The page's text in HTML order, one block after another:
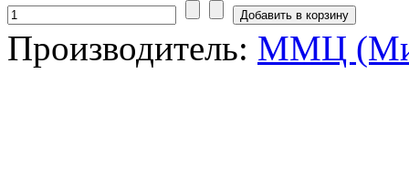
Производитель: ММЦ